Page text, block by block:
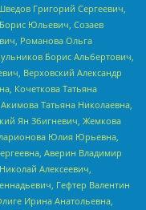
Григорий Сергеевич,
Юльевич, Созаев
Романова Ольга
Борис Альбертович,
Верховский Александр
Кочеткова Татьяна
Татьяна Николаевна,
Ян Збигневич, Жемкова
Юлия Юрьевна,
Аверин Владимир
Алексеевич,
Гефтер Валентин
Ирина Анатольевна,